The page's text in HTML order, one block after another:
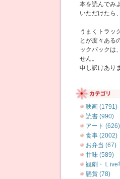
本を読んでみ
いただけたら
うまくトラッ
とが度々ある
ックバックは
せん。
申し訳けあり
映画 (1791)
読書 (990)
アート (626)
食事 (2002)
お弁当 (67)
甘味 (589)
観劇・Ｌive
懸賞 (78)